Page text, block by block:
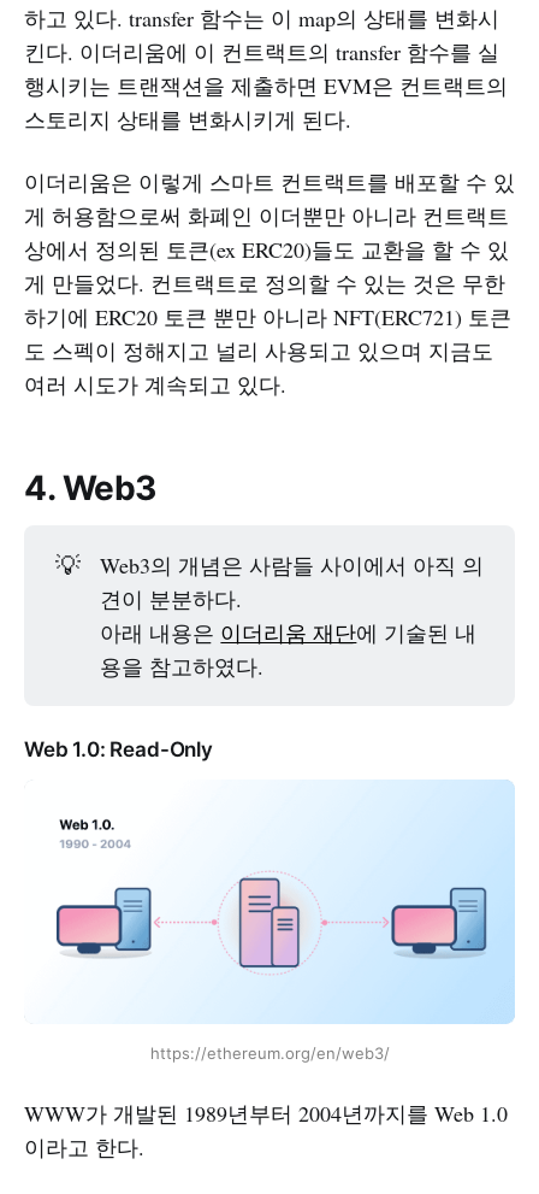
하고 있다. transfer 함수는 이 map의 상태를 변화시
킨다. 이더리움에 이 컨트랙트의 transfer 함수를 실
행시키는 트랜잭션을 제출하면 EVM은 컨트랙트의
스토리지 상태를 변화시키게 된다.
이더리움은 이렇게 스마트 컨트랙트를 배포할 수 있
게 허용함으로써 화폐인 이더뿐만 아니라 컨트랙트
상에서 정의된 토큰(ex ERC20)들도 교환을 할 수 있
게 만들었다. 컨트랙트로 정의할 수 있는 것은 무한
하기에 ERC20 토큰 뿐만 아니라 NFT(ERC721) 토큰
도 스펙이 정해지고 널리 사용되고 있으며 지금도
여러 시도가 계속되고 있다.
4. Web3
💡
Web3의 개념은 사람들 사이에서 아직 의
견이 분분하다.
아래 내용은 이더리움 재단에 기술된 내
용을 참고하였다.
Web 1.0: Read-Only
https://ethereum.org/en/web3/
WWW가 개발된 1989년부터 2004년까지를 Web 1.0
이라고 한다.